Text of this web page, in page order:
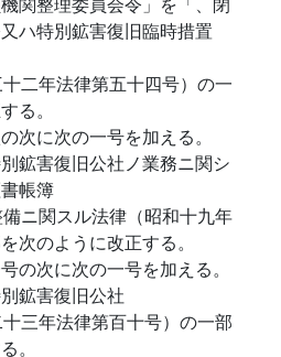
ハ特別鉱害復旧臨時措置
二年法律第五十四号）の一
る。
次に次の一号を加える。
鉱害復旧公社ノ業務ニ関シ
帳簿
ニ関スル法律（昭和十九年
次のように改正する。
の次に次の一号を加える。
鉱害復旧公社
三年法律第百十号）の一部
。